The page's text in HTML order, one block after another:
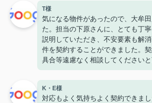
T様
気になる物件があったので、大牟
た。担当の下原さんに、とても丁
説明していただき、不安要素も解
件を契約することができました。
具合等遠慮なく相談してくださいと
たので、安心して住めそうです。
K・E様
対応もよく気持ちよく契約できま